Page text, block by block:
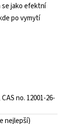
se jako efektní
po vymytí
no. 12001-26-
nejlepší)